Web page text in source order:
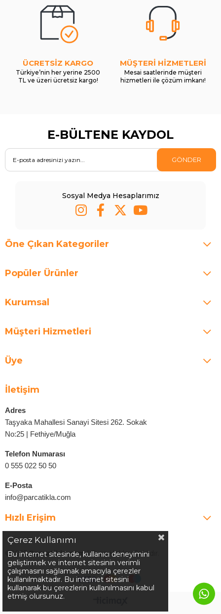
ÜCRETSİZ KARGO
Türkiye’nin her yerine 2500
TL ve üzeri ücretsiz kargo!
MÜŞTERİ HİZMETLERİ
Mesai saatlerinde müşteri
hizmetleri ile çözüm imkanı!
E-BÜLTENE KAYDOL
GÖNDER
Sosyal Medya Hesaplarımız
Öne Çıkan Kategoriler
Popüler Ürünler
Kurumsal
Müşteri Hizmetleri
Üye
İletişim
Adres
Taşyaka Mahallesi Sanayi Sitesi 262. Sokak
No:25 | Fethiye/Muğla
Telefon Numarası
0 555 022 50 50
E-Posta
info@parcatikla.com
Hızlı Erişim
©2025Parcatikla.com| Tüm Hakları Saklıdır.
Çerez Kullanımı
Bu internet sitesinde, kullanıcı deneyimini
geliştirmek ve internet sitesinin verimli
çalışmasını sağlamak amacıyla çerezler
kullanılmaktadır. Bu internet sitesini
kullanarak bu çerezlerin kullanılmasını kabul
etmiş olursunuz.